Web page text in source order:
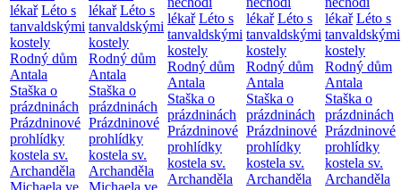
lékař Léto s
tanvaldskými
kostely
Rodný dům
Antala
Staška o
prázdninách
Prázdninové
prohlídky
kostela sv.
Archanděla
lékař Léto s
tanvaldskými
kostely
Rodný dům
Antala
Staška o
prázdninách
Prázdninové
prohlídky
kostela sv.
Archanděla
lékař Léto s
tanvaldskými
kostely
Rodný dům
Antala
Staška o
prázdninách
Prázdninové
prohlídky
kostela sv.
Archanděla
lékař Léto s
tanvaldskými
kostely
Rodný dům
Antala
Staška o
prázdninách
Prázdninové
prohlídky
kostela sv.
Archanděla
lékař Léto s
tanvaldskými
kostely
Rodný dům
Antala
Staška o
prázdninách
Prázdninové
prohlídky
kostela sv.
Archanděla